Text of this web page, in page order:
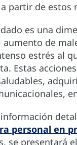
partir de estos
es una
de
estrés al
Estas
personal en
se presentará